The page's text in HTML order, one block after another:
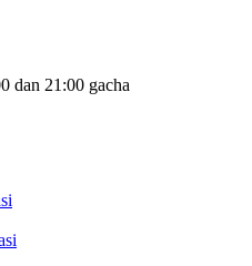
dan 21:00 gacha